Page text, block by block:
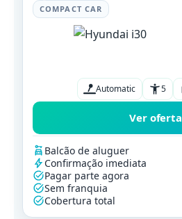
COMPACT CAR
Automatic 5
Ver oferta
Balcão de aluguer
Confirmação imediata
Pagar parte agora
Sem franquia
Cobertura total